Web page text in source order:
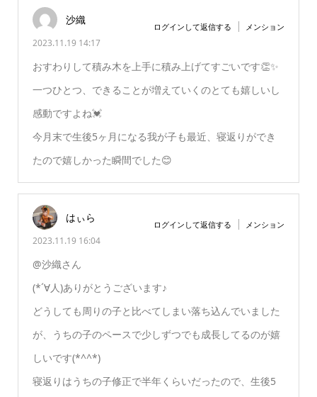
沙織
2023.11.19 14:17
ログインして返信する メンション
おすわりして積み木を上手に積み上げてすごいです👏✨
一つひとつ、できることが増えていくのとても嬉しいし
感動ですよね💓
今月末で生後5ヶ月になる我が子も最近、寝返りができ
たので嬉しかった瞬間でした😊
はぃら
2023.11.19 16:04
ログインして返信する メンション
@沙織さん
(*´∀人)ありがとうございます♪
どうしても周りの子と比べてしまい落ち込んでいました
が、うちの子のペースで少しずつでも成長してるのが嬉
しいです(*^^*)
寝返りはうちの子修正で半年くらいだったので、生後5